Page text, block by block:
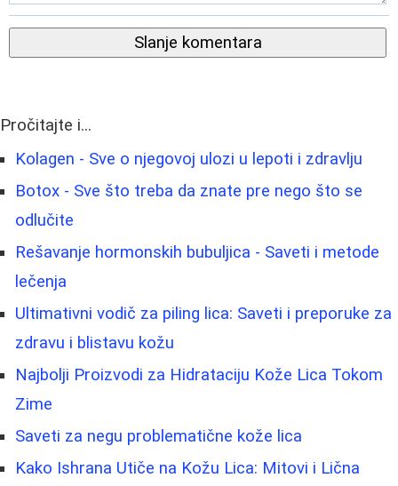
Slanje komentara
Pročitajte i...
Kolagen - Sve o njegovoj ulozi u lepoti i zdravlju
Botox - Sve što treba da znate pre nego što se
odlučite
Rešavanje hormonskih bubuljica - Saveti i metode
lečenja
Ultimativni vodič za piling lica: Saveti i preporuke za
zdravu i blistavu kožu
Najbolji Proizvodi za Hidrataciju Kože Lica Tokom
Zime
Saveti za negu problematične kože lica
Kako Ishrana Utiče na Kožu Lica: Mitovi i Lična